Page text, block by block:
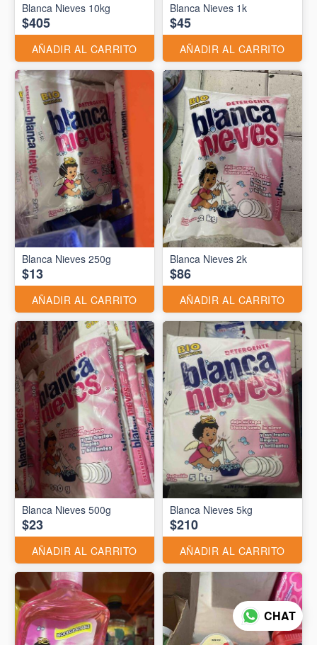
Blanca Nieves 10kg
$405
AÑADIR AL CARRITO
Blanca Nieves 1k
$45
AÑADIR AL CARRITO
Blanca Nieves 250g
$13
AÑADIR AL CARRITO
Blanca Nieves 2k
$86
AÑADIR AL CARRITO
Blanca Nieves 500g
$23
AÑADIR AL CARRITO
Blanca Nieves 5kg
$210
AÑADIR AL CARRITO
CHAT